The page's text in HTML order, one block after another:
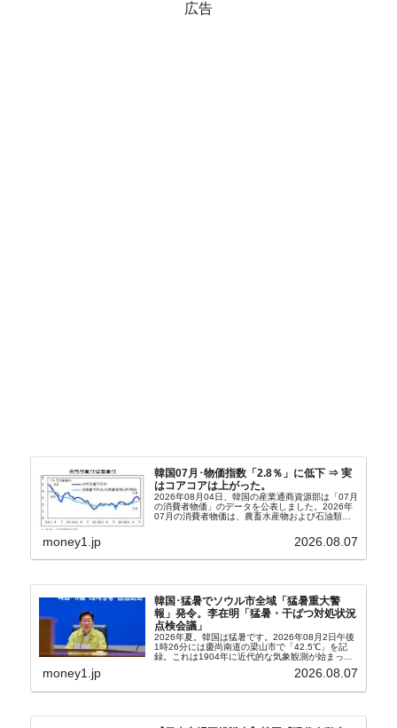
広告
韓国07月･物価指数「2.8％」に低下 ⇒ 実
はコアコアは上がった。
2026年08月04日、韓国の産業通商資源部は「07月
の消費者物価」のデータを公表しました。2026年
07月の消費者物価は、農畜水産物および石油類の
2.8％上昇（06月は3.2％）となり、上昇率は前...
money1.jp 2026.08.07
韓国･猛暑でソウル市全域「猛暑重大警
報」発令。李在明「猛暑・干ばつ対処状況
点検会議」
2026年夏。韓国は猛暑です。2026年08月2日午後
1時26分には慶尚南道の梁山市で「42.5℃」を記
録。これは1904年に近代的な気象観測が始まって
ウル市全域への「猛暑重大警報」が発令され...
money1.jp 2026.08.07